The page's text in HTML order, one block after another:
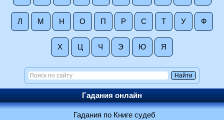
Л М Н О П Р С Т У Ф
Х Ц Ч Э Ю Я
Гадания онлайн
Гадания по Книге судеб